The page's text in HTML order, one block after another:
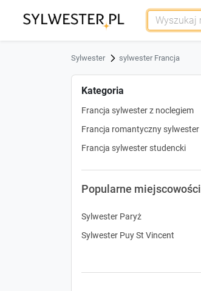
Sylwester sylwester Francja
Kategoria
Francja sylwester z noclegiem
Francja romantyczny sylwester
Francja sylwester studencki
Popularne miejscowości
Sylwester Paryż
Sylwester Puy St Vincent